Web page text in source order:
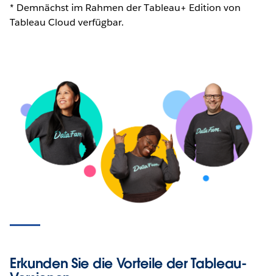
* Demnächst im Rahmen der Tableau+ Edition von
Tableau Cloud verfügbar.
Erkunden Sie die Vorteile der Tableau-